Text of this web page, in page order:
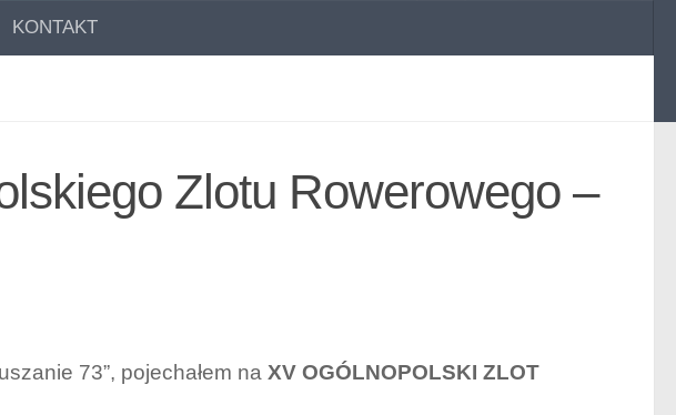
KONTAKT
Zlotu Rowerowego –
73”, pojechałem na XV OGÓLNOPOLSKI ZLOT